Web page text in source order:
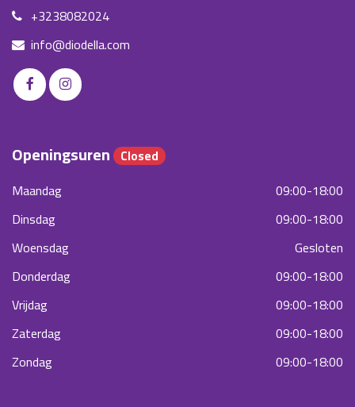
+3238082024
info@diodella.com
Openingsuren Closed
Maandag
09:00-18:00
Dinsdag
09:00-18:00
Woensdag
Gesloten
Donderdag
09:00-18:00
Vrijdag
09:00-18:00
Zaterdag
09:00-18:00
Zondag
09:00-18:00